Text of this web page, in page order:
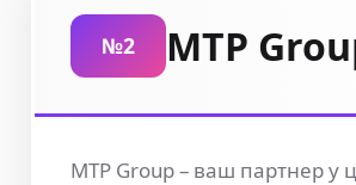
№2 MTP
MTP Group – ваш партнер у